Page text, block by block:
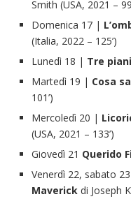
Smith (USA, 2021 –
Domenica 17 |
(Italia, 2022 – 125’)
Lunedì 18 | Tre piani
Martedì 19 | Cosa
101’)
Mercoledì 20 |
(USA, 2021 – 133’)
Giovedì 21 Querido
Venerdì 22, sabato
Maverick di Joseph